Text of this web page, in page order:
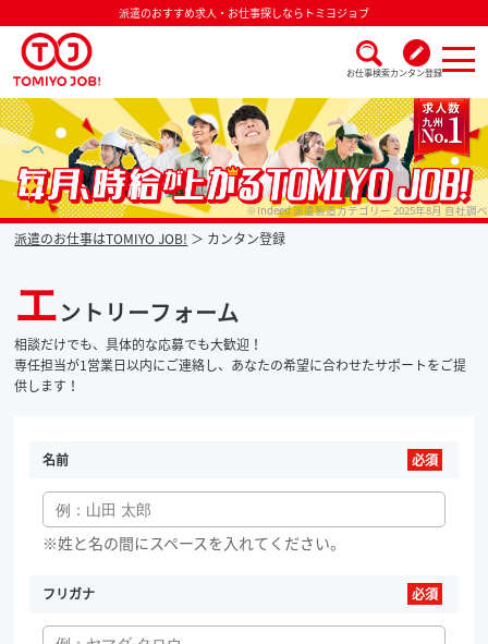
派遣のおすすめ求人・お仕事探しならトミヨジョブ
お仕事検索カンタン登録
派遣なら毎月時給が上がるトミヨジョブ ※Indeed 派遣製造カテゴリー 2025年8月 自社調べ
派遣のお仕事はTOMIYO JOB! カンタン登録
エントリーフォーム
相談だけでも、具体的な応募でも大歓迎！
専任担当が1営業日以内にご連絡し、あなたの希望に合わせたサポートをご提
供します！
名前
※姓と名の間にスペースを入れてください。
フリガナ